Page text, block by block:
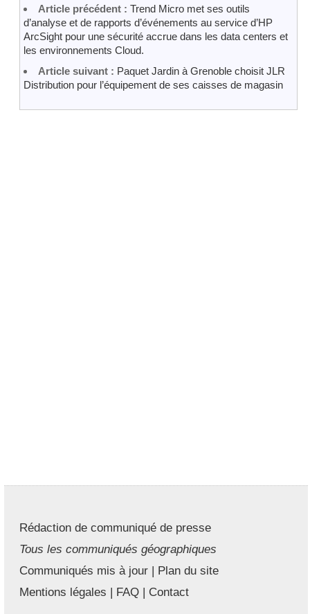
Article précédent : Trend Micro met ses outils
d’analyse et de rapports d’événements au service d’HP
ArcSight pour une sécurité accrue dans les data centers et
les environnements Cloud.
Article suivant : Paquet Jardin à Grenoble choisit JLR
Distribution pour l’équipement de ses caisses de magasin
Rédaction de communiqué de presse
Tous les communiqués géographiques
Communiqués mis à jour | Plan du site
Mentions légales | FAQ | Contact